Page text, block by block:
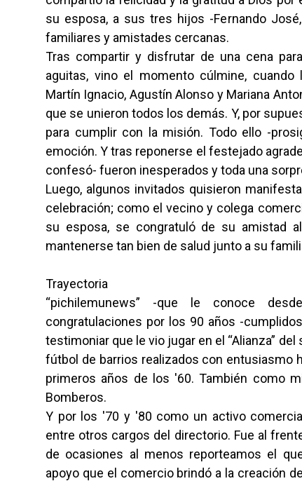
su esposa, a sus tres hijos -Fernando
familiares y amistades cercanas.
Tras compartir y disfrutar de una cena
aguitas, vino el momento cúlmine,
Martín Ignacio, Agustín Alonso y Mariana
que se unieron todos los demás. Y, por
para cumplir con la misión. Todo ello -
emoción. Y tras reponerse el festejado
confesó- fueron inesperados y toda una
Luego, algunos invitados quisieron
celebración; como el vecino y colega
su esposa, se congratuló de su amistad
mantenerse tan bien de salud junto a su
Trayectoria
“pichilemunews” -que le conoce
congratulaciones por los 90 años -
testimoniar que le vio jugar en el “Alianza”
fútbol de barrios realizados con entusiasmo
primeros años de los '60. También como
Bomberos.
Y por los '70 y '80 como un activo
entre otros cargos del directorio. Fue al
de ocasiones al menos reporteamos el
apoyo que el comercio brindó a la creación